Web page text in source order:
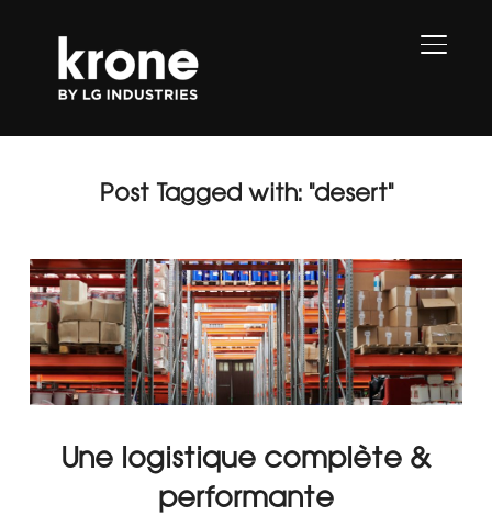
Post Tagged with: "desert"
Une logistique complète &
performante